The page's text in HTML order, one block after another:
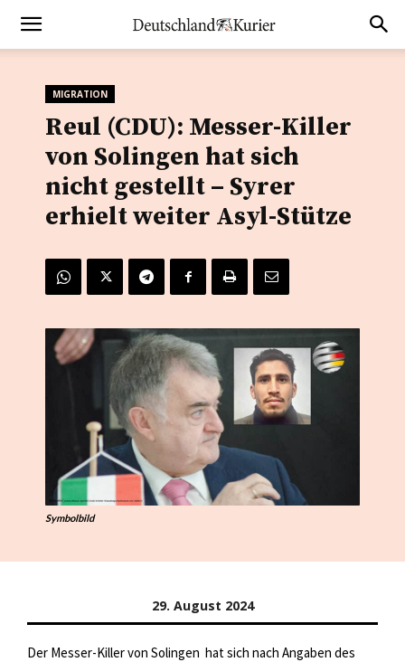
MIGRATION
Reul (CDU): Messer-Killer
von Solingen hat sich
nicht gestellt – Syrer
erhielt weiter Asyl-Stütze
Symbolbild
29. August 2024
Der Messer-Killer von Solingen hat sich nach Angaben des